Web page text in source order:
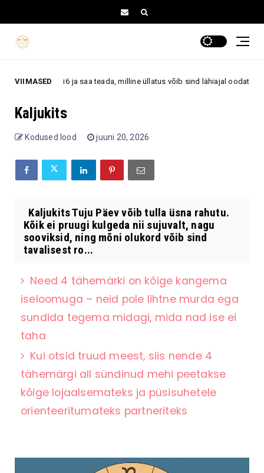
VIIMASED
number 1–16 ja saa teada, milline üllatus võib sind lähiajal oodata
Kaljukits
Kodused lood juuni 20, 2026
Kaljukits Tuju Päev võib tulla üsna rahutu.
Kõik ei pruugi kulgeda nii sujuvalt, nagu
sooviksid, ning mõni olukord võib sind
tavalisest ro...
Need 4 tähemärki on kõige kangema
iseloomuga – neid pole lihtne murda ega
sundida tegema midagi, mida nad ise ei
taha
Kui otsid truud meest, siis nende 4
tähemärgi all sündinud mehi peetakse
kõige lojaalsemateks ja püsisuhetele
orienteeritumateks partneriteks